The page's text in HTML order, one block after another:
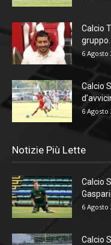
Calcio
gruppo.
6 Agosto
Calcio
6 Agosto
Notizie Più Lette
Calcio
6 Agosto
Calcio